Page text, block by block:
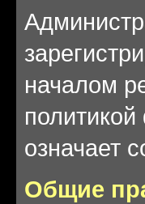
началом
означает
Общие